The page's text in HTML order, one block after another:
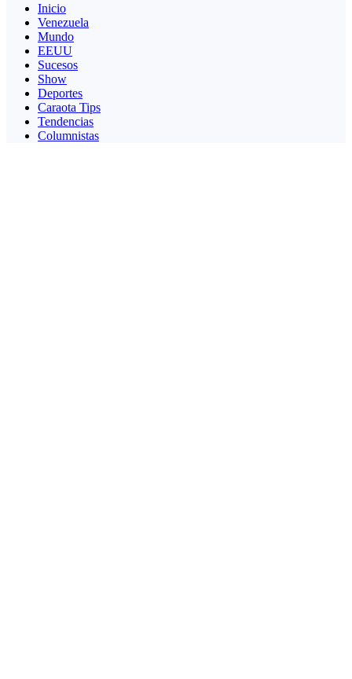
Inicio
Venezuela
Mundo
EEUU
Sucesos
Show
Deportes
Caraota Tips
Tendencias
Columnistas